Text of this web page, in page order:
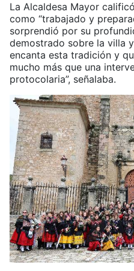
La Alcaldesa Mayor
como “trabajado y
sorprendió por su
demostrado sobre la villa
encanta esta tradición y
mucho más que una
protocolaria”, señalaba.